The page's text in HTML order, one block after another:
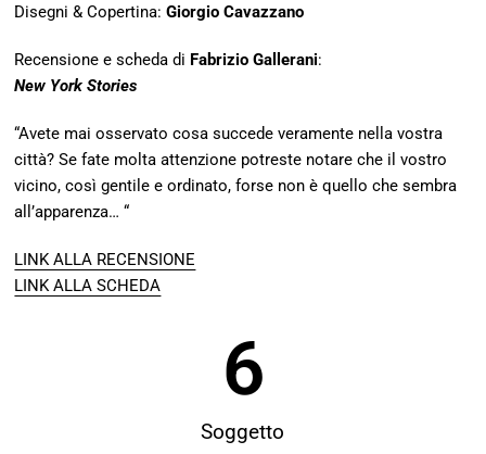
Disegni & Copertina:Giorgio Cavazzano
Recensione e scheda di Fabrizio Gallerani:
New York Stories
“Avete mai osservato cosa succede veramente nella vostra
città? Se fate molta attenzione potreste notare che il vostro
vicino, così gentile e ordinato, forse non è quello che sembra
all’apparenza… “
LINK ALLA RECENSIONE
LINK ALLA SCHEDA
Soggetto
6